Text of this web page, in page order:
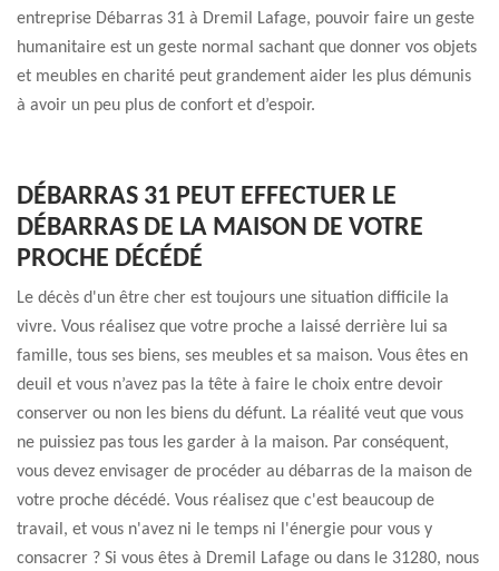
entreprise Débarras 31 à Dremil Lafage, pouvoir faire un geste
humanitaire est un geste normal sachant que donner vos objets
et meubles en charité peut grandement aider les plus démunis
à avoir un peu plus de confort et d’espoir.
DÉBARRAS 31 PEUT EFFECTUER LE
DÉBARRAS DE LA MAISON DE VOTRE
PROCHE DÉCÉDÉ
Le décès d'un être cher est toujours une situation difficile la
vivre. Vous réalisez que votre proche a laissé derrière lui sa
famille, tous ses biens, ses meubles et sa maison. Vous êtes en
deuil et vous n’avez pas la tête à faire le choix entre devoir
conserver ou non les biens du défunt. La réalité veut que vous
ne puissiez pas tous les garder à la maison. Par conséquent,
vous devez envisager de procéder au débarras de la maison de
votre proche décédé. Vous réalisez que c'est beaucoup de
travail, et vous n'avez ni le temps ni l'énergie pour vous y
consacrer ? Si vous êtes à Dremil Lafage ou dans le 31280, nous